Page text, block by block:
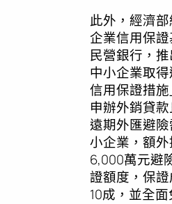
此外，經濟
企業信用保
民營銀行，
中小企業取
信用保證措
申辦外銷貸
遠期外匯避
小企業，額
6,000萬元避
證額度，保
10成，並全